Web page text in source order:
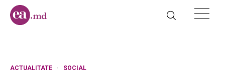
ACTUALITATE SOCIAL